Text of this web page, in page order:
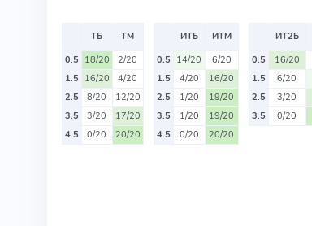
ТБ
ТМ
0.5 18/20
2/20
1.5 16/20
4/20
2.5
8/20
12/20
3.5
3/20
17/20
4.5
0/20 20/20
ИТБ
ИТМ
0.5 14/20
6/20
1.5
4/20
16/20
2.5
1/20
19/20
3.5
1/20
19/20
4.5
0/20 20/20
ИТ2Б
0.5
16/20
1.5
6/20
2.5
3/20
3.5
0/20